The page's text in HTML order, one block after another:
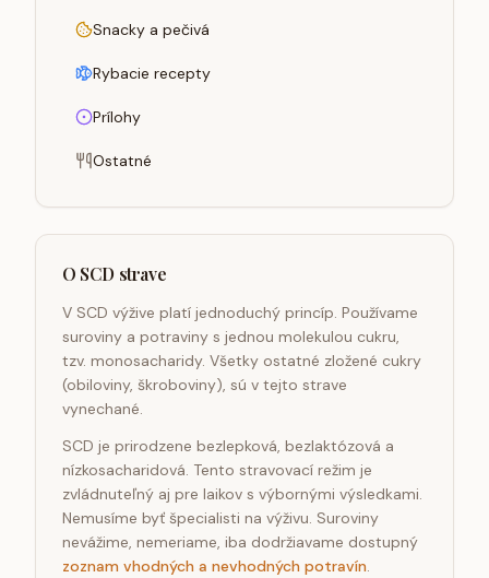
Snacky a pečivá
Rybacie recepty
Prílohy
Ostatné
O SCD strave
V SCD výžive platí jednoduchý princíp. Používame
suroviny a potraviny s jednou molekulou cukru,
tzv. monosacharidy. Všetky ostatné zložené cukry
(obiloviny, škroboviny), sú v tejto strave
vynechané.
SCD je prirodzene bezlepková, bezlaktózová a
nízkosacharidová. Tento stravovací režim je
zvládnuteľný aj pre laikov s výbornými výsledkami.
Nemusíme byť špecialisti na výživu. Suroviny
nevážime, nemeriame, iba dodržiavame dostupný
zoznam vhodných a nevhodných potravín.